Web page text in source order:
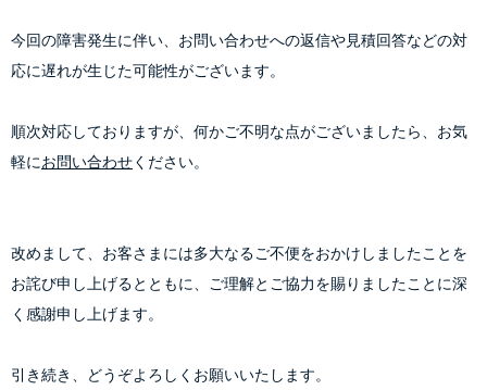
今回の障害発生に伴い、お問い合わせへの返信や見積回答などの対
応に遅れが生じた可能性がございます。
順次対応しておりますが、何かご不明な点がございましたら、お気
軽にお問い合わせください。
改めまして、お客さまには多大なるご不便をおかけしましたことを
お詫び申し上げるとともに、ご理解とご協力を賜りましたことに深
く感謝申し上げます。
引き続き、どうぞよろしくお願いいたします。